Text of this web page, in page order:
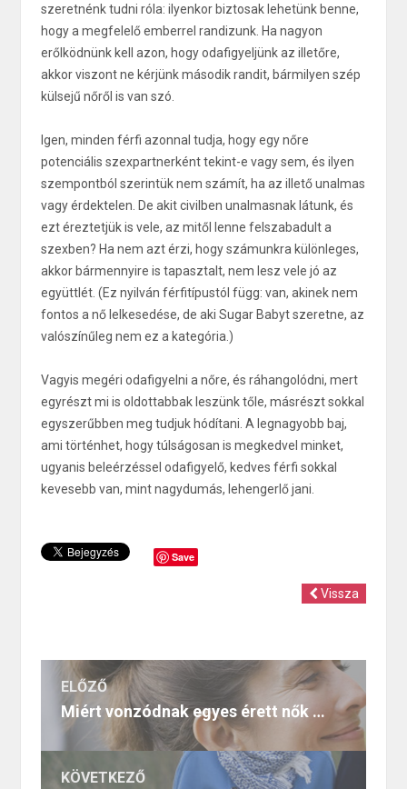
szeretnénk tudni róla: ilyenkor biztosak lehetünk benne,
hogy a megfelelő emberrel randizunk. Ha nagyon
erőlködnünk kell azon, hogy odafigyeljünk az illetőre,
akkor viszont ne kérjünk második randit, bármilyen szép
külsejű nőről is van szó.
Igen, minden férfi azonnal tudja, hogy egy nőre
potenciális szexpartnerként tekint-e vagy sem, és ilyen
szempontból szerintük nem számít, ha az illető unalmas
vagy érdektelen. De akit civilben unalmasnak látunk, és
ezt éreztetjük is vele, az mitől lenne felszabadult a
szexben? Ha nem azt érzi, hogy számunkra különleges,
akkor bármennyire is tapasztalt, nem lesz vele jó az
együttlét. (Ez nyilván férfitípustól függ: van, akinek nem
fontos a nő lelkesedése, de aki Sugar Babyt szeretne, az
valószínűleg nem ez a kategória.)
Vagyis megéri odafigyelni a nőre, és ráhangolódni, mert
egyrészt mi is oldottabbak leszünk tőle, másrészt sokkal
egyszerűbben meg tudjuk hódítani. A legnagyobb baj,
ami történhet, hogy túlságosan is megkedvel minket,
ugyanis beleérzéssel odafigyelő, kedves férfi sokkal
kevesebb van, mint nagydumás, lehengerlő jani.
Save
Vissza
ELŐZŐ
Miért vonzódnak egyes érett nők fiatalabb férfiakhoz?
KÖVETKEZŐ